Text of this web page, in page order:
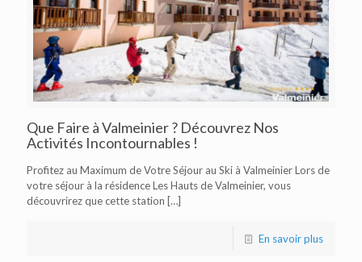
Que Faire à Valmeinier ? Découvrez Nos
Activités Incontournables !
Profitez au Maximum de Votre Séjour au Ski à Valmeinier Lors de
votre séjour à la résidence Les Hauts de Valmeinier, vous
découvrirez que cette station […]
En savoir plus